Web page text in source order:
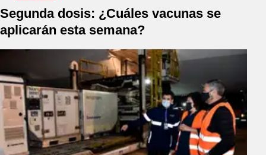
Segunda dosis: ¿Cuáles vacunas se
aplicarán esta semana?